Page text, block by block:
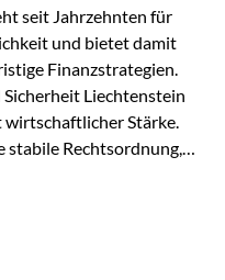
seit Jahrzehnten für
und bietet damit
Finanzstrategien.
Liechtenstein
Stärke.
stabile Rechtsordnung,
Diese Struktur schafft